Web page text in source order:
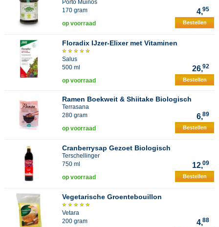
Porto Muinos
170 gram
4,95
op voorraad Bestellen
Floradix IJzer-Elixer met Vitaminen
Salus
500 ml
26,92
op voorraad Bestellen
Ramen Boekweit & Shiitake Biologisch
Terrasana
280 gram
6,89
op voorraad Bestellen
Cranberrysap Gezoet Biologisch
Terschellinger
750 ml
12,09
op voorraad Bestellen
Vegetarische Groentebouillon
Vetara
200 gram
4,88